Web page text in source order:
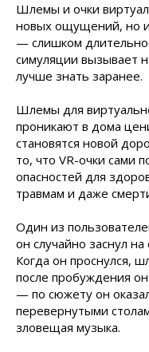
Шлемы и очки
новых ощущений, но
— слишком
симуляции вызывает
лучше знать заранее.
Шлемы для
проникают в дома
становятся новой
то, что VR-очки сами
опасностей для
травмам и даже
Один из
он случайно заснул
Когда он проснулся,
после пробуждения
— по сюжету он
перевернутыми
зловещая музыка.